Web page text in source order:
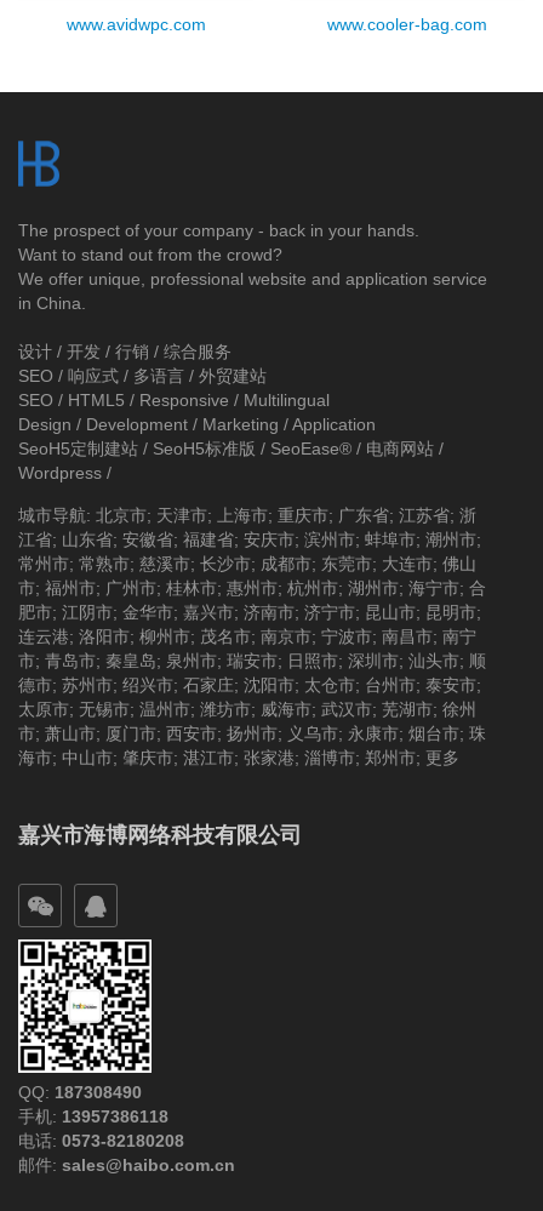
www.avidwpc.com www.cooler-bag.com
The prospect of your company - back in your hands.
Want to stand out from the crowd?
We offer unique, professional website and application service
in China.
设计 / 开发 / 行销 / 综合服务
SEO / 响应式 / 多语言 / 外贸建站
SEO / HTML5 / Responsive / Multilingual
Design / Development / Marketing / Application
SeoH5定制建站 / SeoH5标准版 / SeoEase® / 电商网站 /
Wordpress /
城市导航: 北京市; 天津市; 上海市; 重庆市; 广东省; 江苏省; 浙
江省; 山东省; 安徽省; 福建省; 安庆市; 滨州市; 蚌埠市; 潮州市;
常州市; 常熟市; 慈溪市; 长沙市; 成都市; 东莞市; 大连市; 佛山
市; 福州市; 广州市; 桂林市; 惠州市; 杭州市; 湖州市; 海宁市; 合
肥市; 江阴市; 金华市; 嘉兴市; 济南市; 济宁市; 昆山市; 昆明市;
连云港; 洛阳市; 柳州市; 茂名市; 南京市; 宁波市; 南昌市; 南宁
市; 青岛市; 秦皇岛; 泉州市; 瑞安市; 日照市; 深圳市; 汕头市; 顺
德市; 苏州市; 绍兴市; 石家庄; 沈阳市; 太仓市; 台州市; 泰安市;
太原市; 无锡市; 温州市; 潍坊市; 威海市; 武汉市; 芜湖市; 徐州
市; 萧山市; 厦门市; 西安市; 扬州市; 义乌市; 永康市; 烟台市; 珠
海市; 中山市; 肇庆市; 湛江市; 张家港; 淄博市; 郑州市; 更多
嘉兴市海博网络科技有限公司
QQ: 187308490
手机: 13957386118
电话: 0573-82180208
邮件: sales@haibo.com.cn